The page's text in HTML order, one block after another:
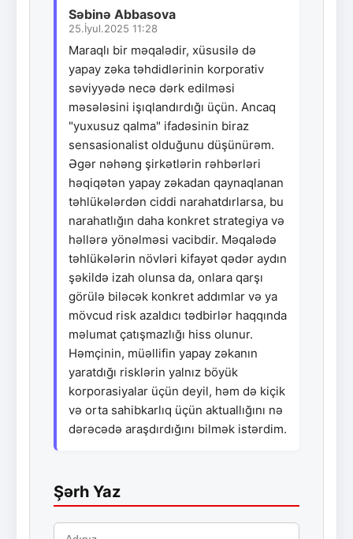
Səbinə Abbasova
25.İyul.2025 11:28
Maraqlı bir məqalədir, xüsusilə də
yapay zəka təhdidlərinin korporativ
səviyyədə necə dərk edilməsi
məsələsini işıqlandırdığı üçün. Ancaq
"yuxusuz qalma" ifadəsinin biraz
sensasionalist olduğunu düşünürəm.
Əgər nəhəng şirkətlərin rəhbərləri
həqiqətən yapay zəkadan qaynaqlanan
təhlükələrdən ciddi narahatdırlarsa, bu
narahatlığın daha konkret strategiya və
həllərə yönəlməsi vacibdir. Məqalədə
təhlükələrin növləri kifayət qədər aydın
şəkildə izah olunsa da, onlara qarşı
görülə biləcək konkret addımlar və ya
mövcud risk azaldıcı tədbirlər haqqında
məlumat çatışmazlığı hiss olunur.
Həmçinin, müəllifin yapay zəkanın
yaratdığı risklərin yalnız böyük
korporasiyalar üçün deyil, həm də kiçik
və orta sahibkarlıq üçün aktuallığını nə
dərəcədə araşdırdığını bilmək istərdim.
Şərh Yaz